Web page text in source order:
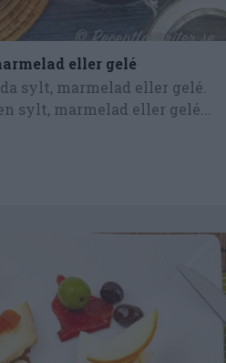
eller gelé
sylt, marmelad eller gelé.
sylt, marmelad eller gelé...